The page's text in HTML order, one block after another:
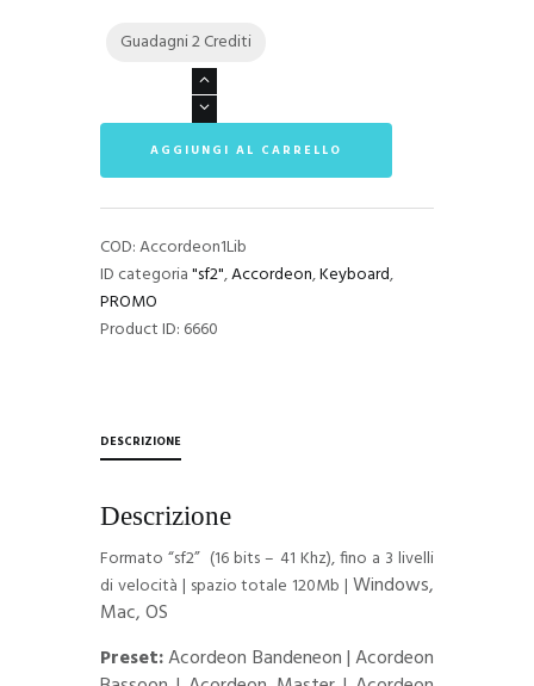
Guadagni 2 Crediti
Library
quantitàAGGIUNGI AL CARRELLO
COD:Accordeon1Lib
ID categoria"sf2",Accordeon,Keyboard,
PROMO
Product ID: 6660
DESCRIZIONE
Descrizione
Formato “sf2” (16 bits – 41 Khz), fino a 3 livelli
di velocità | spazio totale 120Mb | Windows,
Mac, OS
Preset:Acordeon Bandeneon |Acordeon